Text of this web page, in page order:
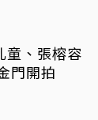
童、張榕容
門開拍